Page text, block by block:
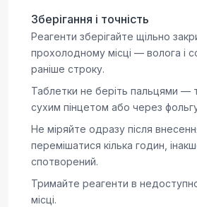
Зберігання і точність
Реагенти зберігайте щільно
прохолодному місці — волога і
раніше строку.
Таблетки не беріть пальцями —
сухим пінцетом або через
Не міряйте одразу після
перемішатися кілька годин,
спотворений.
Тримайте реагенти в
місці.